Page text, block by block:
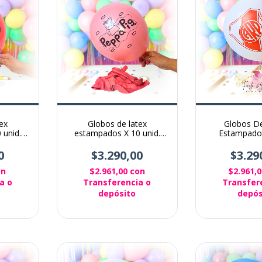
unid.
o
Globos de latex
estampados X 10 unid.
$3.290,00
$2.961,00 con
Transferencia o
depósito
Globos